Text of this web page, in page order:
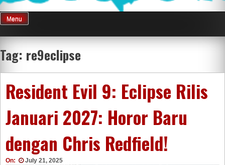
Terkini Paling
Seluruh Di
Indonesia
Menu
Tag: re9eclipse
Resident Evil 9: Eclipse Rilis
Januari 2027: Horor Baru
dengan Chris Redfield!
On: July 21, 2025